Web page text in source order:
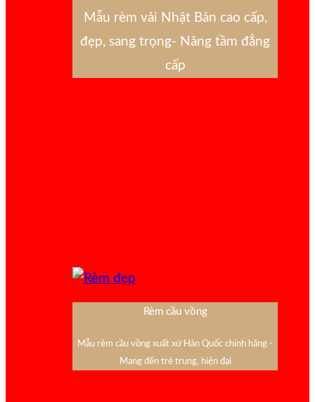
Mẫu rèm vải Nhật Bản cao cấp,
đẹp, sang trọng- Nâng tầm đẳng
cấp
Rèm cầu vồng
Mẫu rèm cầu vồng xuất xứ Hàn Quốc chính hãng -
Mang đến trẻ trung, hiện đại